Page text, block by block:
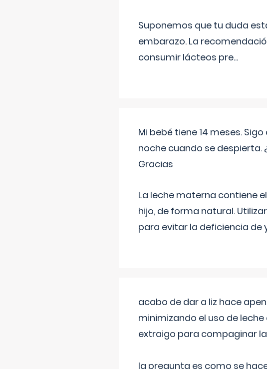
Suponemos que tu duda
embarazo. La
consumir lácteos pre...
Mi bebé tiene 14 meses.
noche cuando se despierta.
Gracias
La leche materna contiene
hijo, de forma natural.
para evitar la deficiencia de
acabo de dar a liz hace
minimizando el uso de
extraigo para compaginar
la pregunta es como se